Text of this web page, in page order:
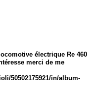
électrique Re 460
merci de me
50502175921/in/album-